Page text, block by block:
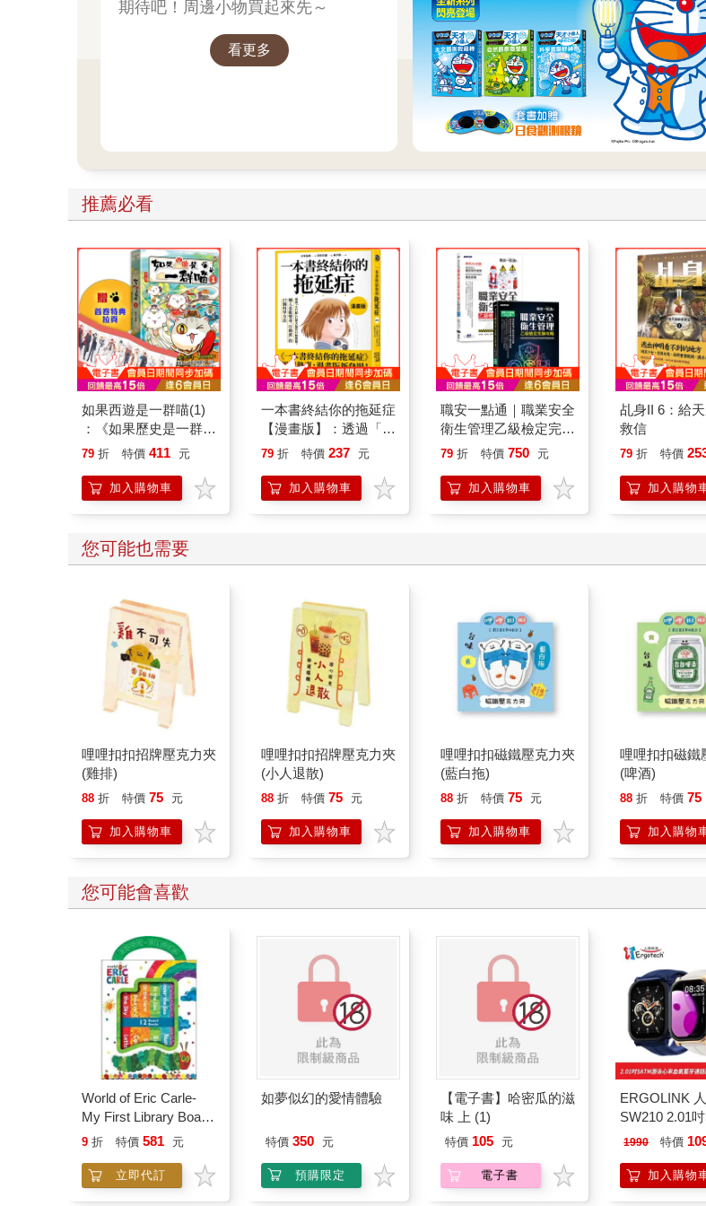
期待吧！周邊小物買起來先～
看更多
推薦必看
如果西遊是一群喵(1)
：《如果歷史是一群
喵》作者最新力作，附
79 折 特價 411 元
加入購物車
一本書終結你的拖延症
【漫畫版】：透過「小
行動」打開大腦的行動
「行動派」的37個科
學方法
79 折 特價 237 元
加入購物車
職安一點通｜職業安全
衛生管理乙級檢定完勝
攻略｜2026版(套書)
79 折 特價 750 元
加入購物車
乩身II 6：給
救信
79 折 特價
加入購物
您可能也需要
哩哩扣扣招牌壓克力夾
(雞排)
88 折 特價 75 元
加入購物車
哩哩扣扣招牌壓克力夾
(小人退散)
88 折 特價 75 元
加入購物車
哩哩扣扣磁鐵壓克力夾
(藍白拖)
88 折 特價 75 元
加入購物車
哩哩扣扣磁鐵
(啤酒)
88 折 特價 75
加入購物
您可能會喜歡
World of Eric Carle-
My First Library Board
Book Block Set
9 折 特價 581 元
立即代訂
如夢似幻的愛情體驗
特價 350 元
預購限定
【電子書】哈密瓜的滋
味 上 (1)
特價 105 元
電子書
ERGOLINK
SW210 2.01
泳心率血氧藍
1990 特價
加入購物